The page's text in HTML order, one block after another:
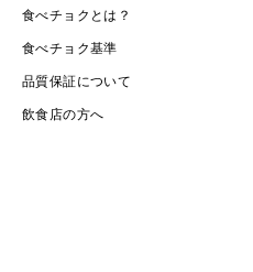
食べチョクとは？
食べチョク基準
品質保証について
飲食店の方へ